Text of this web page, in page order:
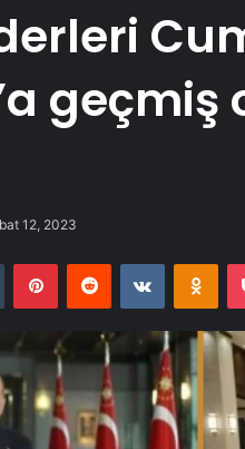
12, 2023
Tumblr PinterestReddit VKontakte